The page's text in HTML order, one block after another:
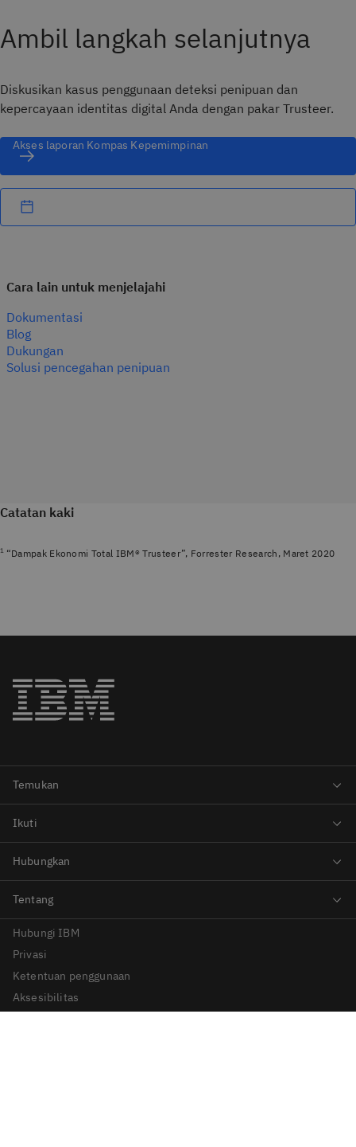
Ambil langkah selanjutnya
Diskusikan kasus penggunaan deteksi penipuan dan
kepercayaan identitas digital Anda dengan pakar Trusteer.
Akses laporan Kompas Kepemimpinan
Cara lain untuk menjelajahi
Dokumentasi
Blog
Dukungan
Solusi pencegahan penipuan
Catatan kaki
1 “Dampak Ekonomi Total IBM® Trusteer”, Forrester Research, Maret 2020
Hubungi IBM
Privasi
Ketentuan penggunaan
Aksesibilitas